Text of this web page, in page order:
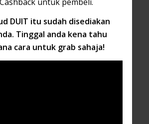
DUIT itu sudah disediakan
Tinggal anda kena tahu
cara untuk grab sahaja!